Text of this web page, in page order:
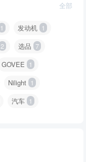
全部
1 发动机 1
2 选品 7
GOVEE 1
Nilight 1
汽车 1